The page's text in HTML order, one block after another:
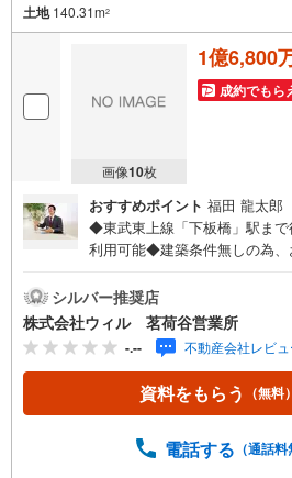
土地140.31m2
画像10枚
1億6,800
成約でもら
おすすめポイント 福田 龍太郎
◆東武東上線「下板橋」駅ま
利用可能◆建築条件無しの為
前面道路は幅員約6mの公道に
ーズ◆土地面積約140平米（約
族構成に合わせた建物配置など
◆南西側道路に面した土地につ
放的な住宅プランの検討も可
建蔽率80％、容積率300％の
ださい【営業時間 10:00～
シルバー推奨店
株式会社ウィル 茗荷谷営業所
-.-- 不動産会社レビ
資料をもらう （無料）
電話する （通話料